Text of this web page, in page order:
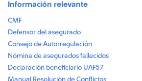
Información relevante
CMF
Defensor del asegurado
Consejo de Autorregulación
Nómina de asegurados fallecidos
Declaración beneficiario UAF57
Manual Resolución de Conflictos